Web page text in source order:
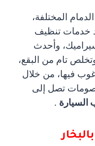
المختلفة،
خدمات تنظيف
وأحدث
تام من البقع،
فيها، من خلال
تصل إلى
السيارة .